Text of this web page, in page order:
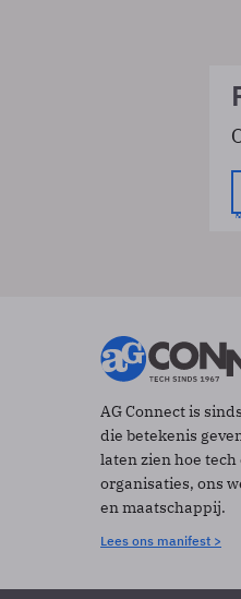
AG Connect is
die betekenis
laten zien hoe tech
organisaties, ons
en maatschappij.
Lees ons manifest >